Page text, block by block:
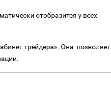
отобразится у всех
трейдера». Она позволяет